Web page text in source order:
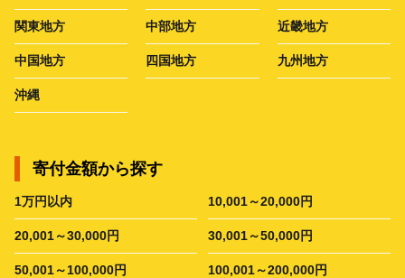
関東地方 中部地方 近畿地方
中国地方 四国地方 九州地方
沖縄
寄付金額から探す
1万円以内 10,001～20,000円
20,001～30,000円 30,001～50,000円
50,001～100,000円 100,001～200,000円